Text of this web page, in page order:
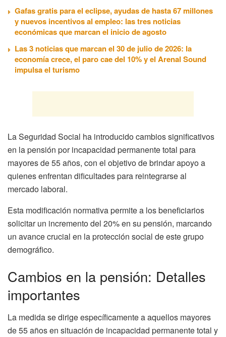
Gafas gratis para el eclipse, ayudas de hasta 67 millones
y nuevos incentivos al empleo: las tres noticias
económicas que marcan el inicio de agosto
Las 3 noticias que marcan el 30 de julio de 2026: la
economía crece, el paro cae del 10% y el Arenal Sound
impulsa el turismo
La Seguridad Social ha introducido cambios significativos
en la pensión por incapacidad permanente total para
mayores de 55 años, con el objetivo de brindar apoyo a
quienes enfrentan dificultades para reintegrarse al
mercado laboral.
Esta modificación normativa permite a los beneficiarios
solicitar un incremento del 20% en su pensión, marcando
un avance crucial en la protección social de este grupo
demográfico.
Cambios en la pensión: Detalles
importantes
La medida se dirige específicamente a aquellos mayores
de 55 años en situación de incapacidad permanente total y